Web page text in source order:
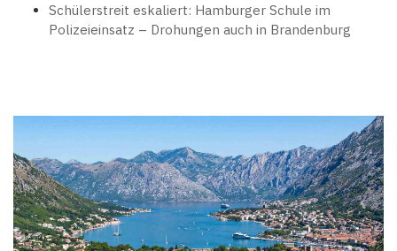
Schülerstreit eskaliert: Hamburger Schule im
Polizeieinsatz – Drohungen auch in Brandenburg